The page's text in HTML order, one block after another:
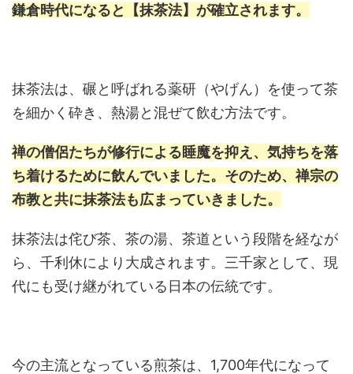
鎌倉時代になると【抹茶法】が確立されます。
抹茶法は、碾と呼ばれる薬研（やげん）を使って茶
を細かく砕き、熱湯と混ぜて飲む方法です。
禅の僧侶たちが修行による睡魔を抑え、気持ちを落
ち着けるために飲んでいました。そのため、禅宗の
布教と共に抹茶法も広まっていきました。
抹茶法は侘び茶、茶の湯、茶道という段階を経なが
ら、千利休により大成されます。三千家として、現
代にも受け継がれている日本の伝統です。
今の主流となっている煎茶は、1,700年代になって